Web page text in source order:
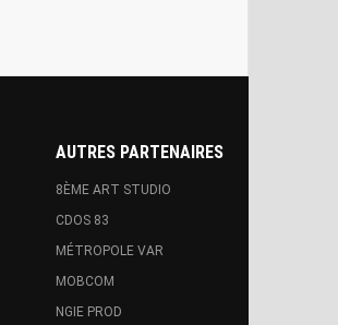
AUTRES PARTENAIRES
8ÈME ART STUDIO
CDOS 83
MÉTROPOLE VAR
MOBCOM
NGIE PROD